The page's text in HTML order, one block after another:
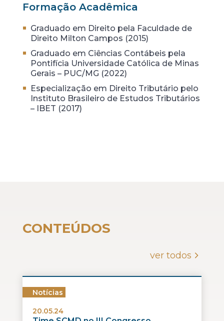
Formação Acadêmica
Graduado em Direito pela Faculdade de
Direito Milton Campos (2015)
Graduado em Ciências Contábeis pela
Pontifícia Universidade Católica de Minas
Gerais – PUC/MG (2022)
Especialização em Direito Tributário pelo
Instituto Brasileiro de Estudos Tributários
– IBET (2017)
CONTEÚDOS
ver todos
Notícias
20.05.24